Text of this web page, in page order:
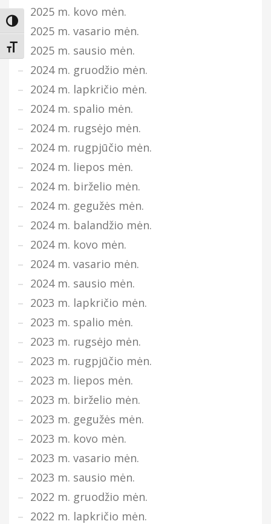
Įjungti didesnį kontrastą
Keisti teksto dydį
2025 m. kovo mėn.
2025 m. vasario mėn.
2025 m. sausio mėn.
2024 m. gruodžio mėn.
2024 m. lapkričio mėn.
2024 m. spalio mėn.
2024 m. rugsėjo mėn.
2024 m. rugpjūčio mėn.
2024 m. liepos mėn.
2024 m. birželio mėn.
2024 m. gegužės mėn.
2024 m. balandžio mėn.
2024 m. kovo mėn.
2024 m. vasario mėn.
2024 m. sausio mėn.
2023 m. lapkričio mėn.
2023 m. spalio mėn.
2023 m. rugsėjo mėn.
2023 m. rugpjūčio mėn.
2023 m. liepos mėn.
2023 m. birželio mėn.
2023 m. gegužės mėn.
2023 m. kovo mėn.
2023 m. vasario mėn.
2023 m. sausio mėn.
2022 m. gruodžio mėn.
2022 m. lapkričio mėn.